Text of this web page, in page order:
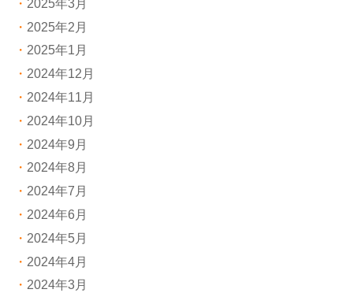
2025年3月
2025年2月
2025年1月
2024年12月
2024年11月
2024年10月
2024年9月
2024年8月
2024年7月
2024年6月
2024年5月
2024年4月
2024年3月